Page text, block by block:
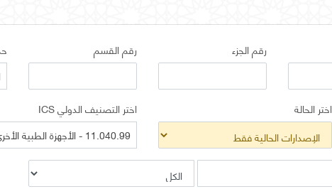
رقم الجزء رقم القسم
اختر الحالة
اختر التصنيف الدولي ICS
11.040.99 - الأجهزة الطبية الأخرى